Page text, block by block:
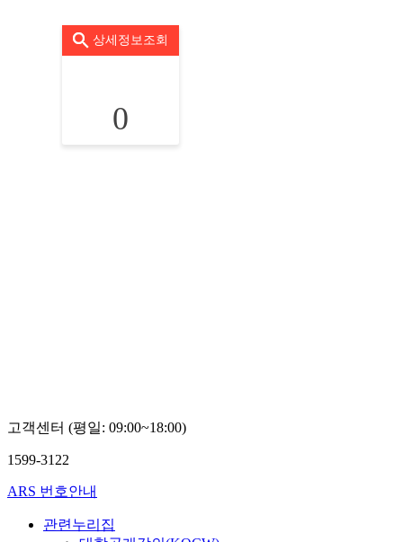
상세정보조회
0
고객센터 (평일: 09:00~18:00)
1599-3122
ARS 번호안내
관련누리집